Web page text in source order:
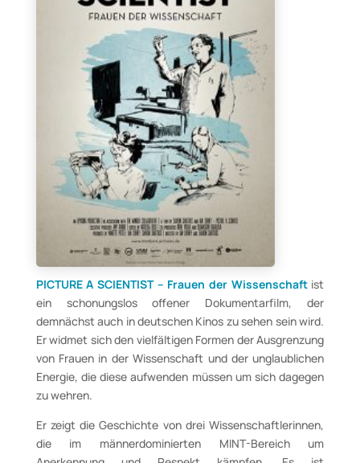
PICTURE A SCIENTIST – Frauen der Wissenschaft ist
ein schonungslos offener Dokumentarfilm, der
demnächst auch in deutschen Kinos zu sehen sein wird.
Er widmet sich den vielfältigen Formen der Ausgrenzung
von Frauen in der Wissenschaft und der unglaublichen
Energie, die diese aufwenden müssen um sich dagegen
zu wehren.
Er zeigt die Geschichte von drei Wissenschaftlerinnen,
die im männerdominierten MINT-Bereich um